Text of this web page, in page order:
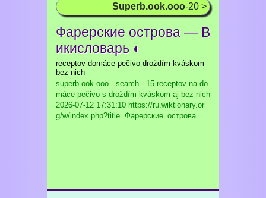
Superb.ook.ooo-20 >
Фарерские острова — В
икисловарь ◐
receptov domáce pečivo droždím kváskom
bez nich
superb.ook.ooo - search - 15 receptov na do
máce pečivo s droždím kváskom aj bez nich
2026-07-12 17:31:10 https://ru.wiktionary.or
g/w/index.php?title=Фарерские_острова